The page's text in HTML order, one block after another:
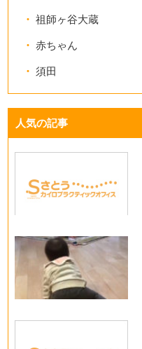
祖師ヶ谷大蔵
赤ちゃん
須田
人気の記事